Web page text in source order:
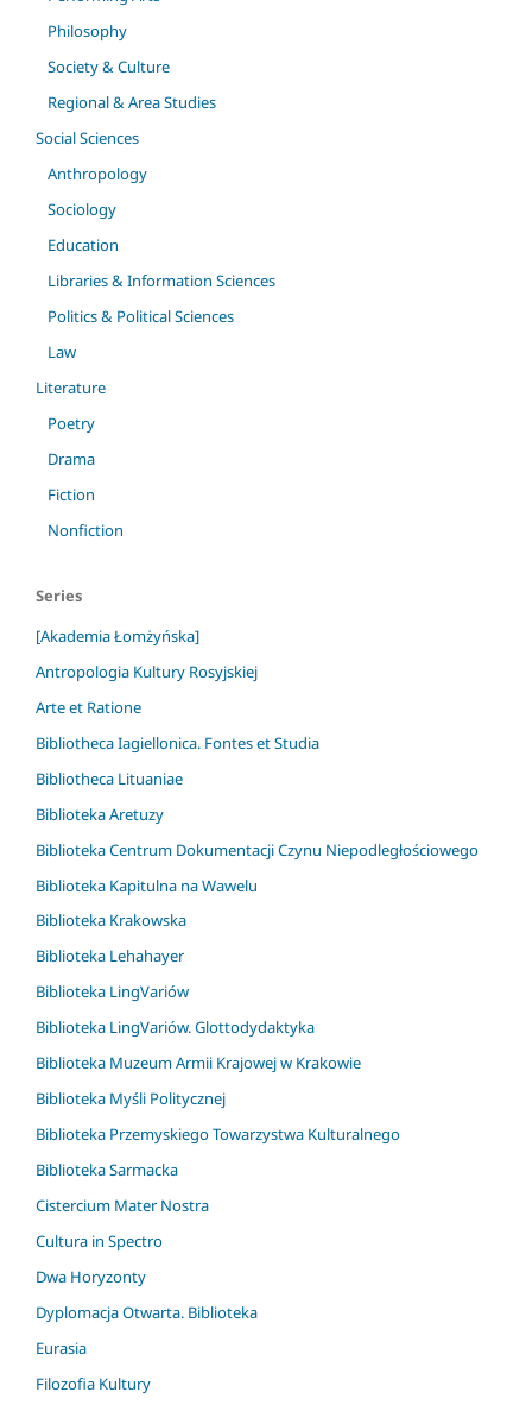
Philosophy
Society & Culture
Regional & Area Studies
Social Sciences
Anthropology
Sociology
Education
Libraries & Information Sciences
Politics & Political Sciences
Law
Literature
Poetry
Drama
Fiction
Nonfiction
Series
[Akademia Łomżyńska]
Antropologia Kultury Rosyjskiej
Arte et Ratione
Bibliotheca Iagiellonica. Fontes et Studia
Bibliotheca Lituaniae
Biblioteka Aretuzy
Biblioteka Centrum Dokumentacji Czynu Niepodległościowego
Biblioteka Kapitulna na Wawelu
Biblioteka Krakowska
Biblioteka Lehahayer
Biblioteka LingVariów
Biblioteka LingVariów. Glottodydaktyka
Biblioteka Muzeum Armii Krajowej w Krakowie
Biblioteka Myśli Politycznej
Biblioteka Przemyskiego Towarzystwa Kulturalnego
Biblioteka Sarmacka
Cistercium Mater Nostra
Cultura in Spectro
Dwa Horyzonty
Dyplomacja Otwarta. Biblioteka
Eurasia
Filozofia Kultury